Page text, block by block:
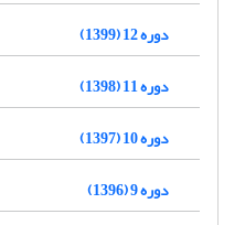
دوره 12 (1399)
دوره 11 (1398)
دوره 10 (1397)
دوره 9 (1396)